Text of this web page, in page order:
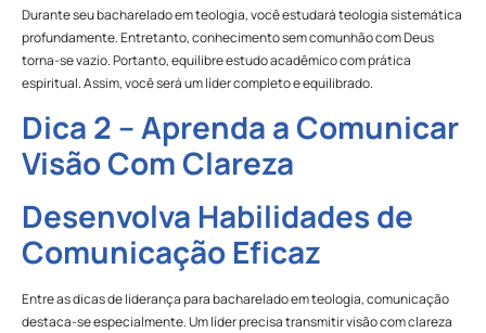
Durante seu bacharelado em teologia, você estudará teologia sistemática
profundamente. Entretanto, conhecimento sem comunhão com Deus
torna-se vazio. Portanto, equilibre estudo acadêmico com prática
espiritual. Assim, você será um líder completo e equilibrado.
Dica 2 – Aprenda a Comunicar
Visão Com Clareza
Desenvolva Habilidades de
Comunicação Eficaz
Entre as dicas de liderança para bacharelado em teologia, comunicação
destaca-se especialmente. Um líder precisa transmitir visão com clareza